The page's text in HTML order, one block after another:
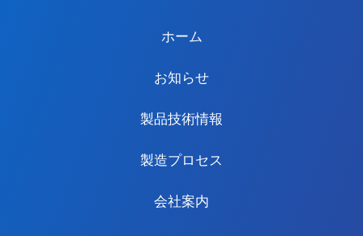
ホーム
お知らせ
製品技術情報
製造プロセス
会社案内